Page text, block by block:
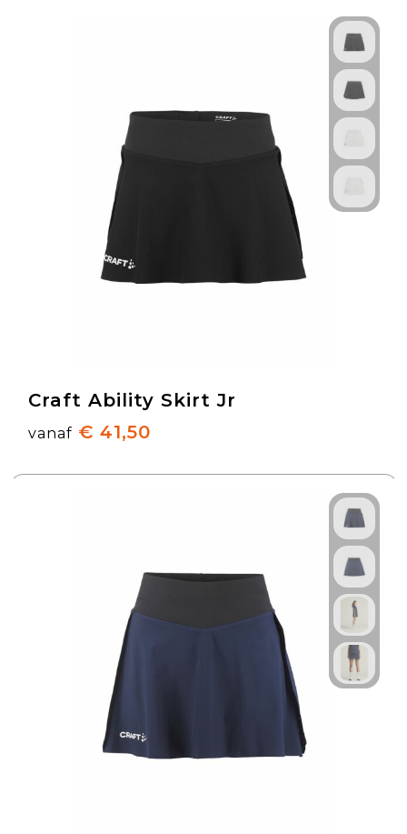
Tassen & Reizen
Gezondheid & Welzijn
Eten & Drinken
Craft Ability Skirt Jr
vanaf € 41,50